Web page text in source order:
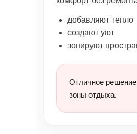
добавляют тепло
создают уют
зонируют
Отличное
зоны отдыха.